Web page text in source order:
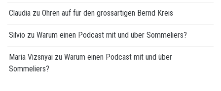
Claudia zu Ohren auf für den grossartigen Bernd Kreis
Silvio zu Warum einen Podcast mit und über Sommeliers?
Maria Vizsnyai zu Warum einen Podcast mit und über
Sommeliers?